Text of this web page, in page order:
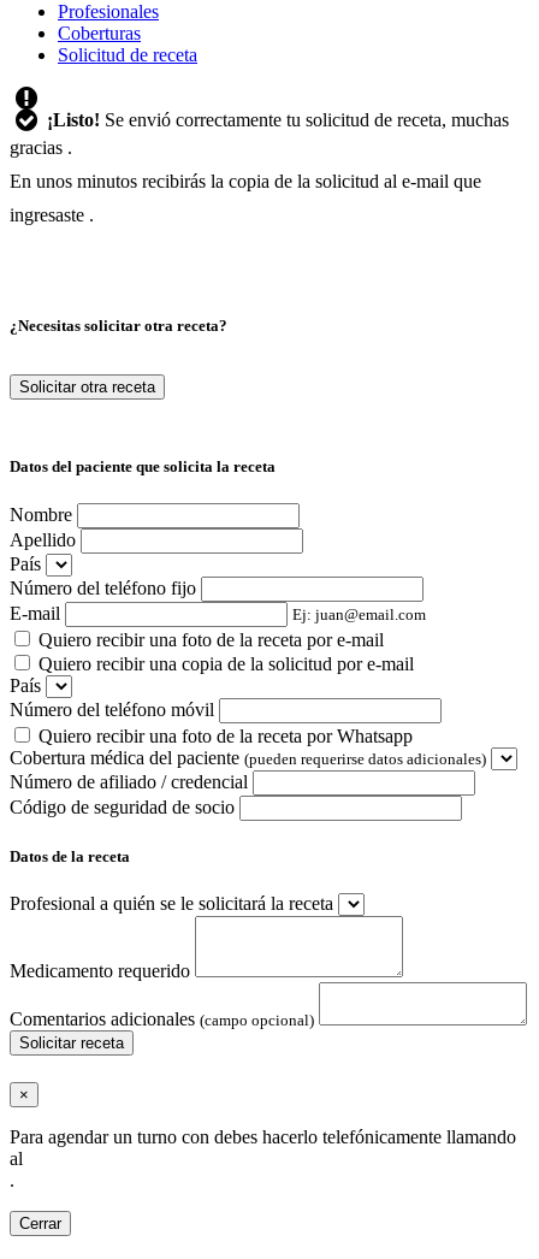
Profesionales
Coberturas
Solicitud de receta
¡Listo! Se envió correctamente tu solicitud de receta, muchas
gracias .
En unos minutos recibirás la copia de la solicitud al e-mail que
ingresaste .
¿Necesitas solicitar otra receta?
Solicitar otra receta
Datos del paciente que solicita la receta
Nombre
Apellido
País
Número del teléfono fijo
E-mail
Ej: juan@email.com
Quiero recibir una foto de la receta por e-mail
Quiero recibir una copia de la solicitud por e-mail
País
Número del teléfono móvil
Quiero recibir una foto de la receta por Whatsapp
Cobertura médica del paciente (pueden requerirse datos adicionales)
Número de afiliado / credencial
Código de seguridad de socio
Datos de la receta
Profesional a quién se le solicitará la receta
Medicamento requerido
Comentarios adicionales (campo opcional)
Solicitar receta
×
Para agendar un turno con debes hacerlo telefónicamente llamando
al
.
Cerrar